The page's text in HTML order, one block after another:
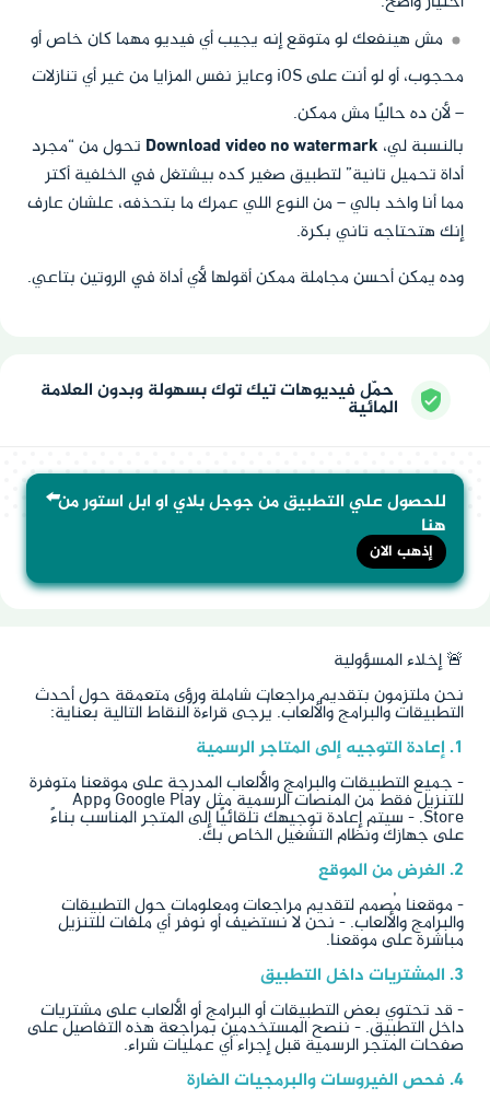
مش هينفعك لو متوقع إنه يجيب أي فيديو مهما كان خاص أو
محجوب، أو لو أنت على iOS وعايز نفس المزايا من غير أي تنازلات
– لأن ده حاليًا مش ممكن.
بالنسبة لي، Download video no watermark تحول من “مجرد
أداة تحميل تانية” لتطبيق صغير كده بيشتغل في الخلفية أكتر
مما أنا واخد بالي – من النوع اللي عمرك ما بتحذفه، علشان عارف
إنك هتحتاجه تاني بكرة.
وده يمكن أحسن مجاملة ممكن أقولها لأي أداة في الروتين بتاعي.
حمّل فيديوهات تيك توك بسهولة وبدون العلامة
المائية
⬅️للحصول علي التطبيق من جوجل بلاي او ابل استور من
هنا
إذهب الان
🚨 إخلاء المسؤولية
نحن ملتزمون بتقديم مراجعات شاملة ورؤى متعمقة حول أحدث
التطبيقات والبرامج والألعاب. يُرجى قراءة النقاط التالية بعناية:
1. إعادة التوجيه إلى المتاجر الرسمية
- جميع التطبيقات والبرامج والألعاب المدرجة على موقعنا متوفرة
للتنزيل فقط من المنصات الرسمية مثل Google Play وApp
Store. - سيتم إعادة توجيهك تلقائيًا إلى المتجر المناسب بناءً
على جهازك ونظام التشغيل الخاص بك.
2. الغرض من الموقع
- موقعنا مُصمم لتقديم مراجعات ومعلومات حول التطبيقات
والبرامج والألعاب. - نحن لا نستضيف أو نوفر أي ملفات للتنزيل
مباشرة على موقعنا.
3. المشتريات داخل التطبيق
- قد تحتوي بعض التطبيقات أو البرامج أو الألعاب على مشتريات
داخل التطبيق. - ننصح المستخدمين بمراجعة هذه التفاصيل على
صفحات المتجر الرسمية قبل إجراء أي عمليات شراء.
4. فحص الفيروسات والبرمجيات الضارة